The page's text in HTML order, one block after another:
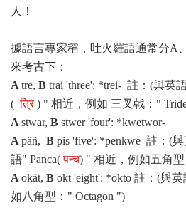
人！
據語言專家稱，吐火羅語通常分A
來考古
A tre, B trai 'three': *trei- 註：(與英
(त्रि) " 相近，例如 三叉戟："
A stwar, B stwer'four': *kwetwor-
A päñ, B pis 'five': *penkwe 註：(與
語" Panca( पन्च) " 相近，例如五角型
A okät, B okt 'eight': *okto 註：(與英
如八角型：" Octagon ")